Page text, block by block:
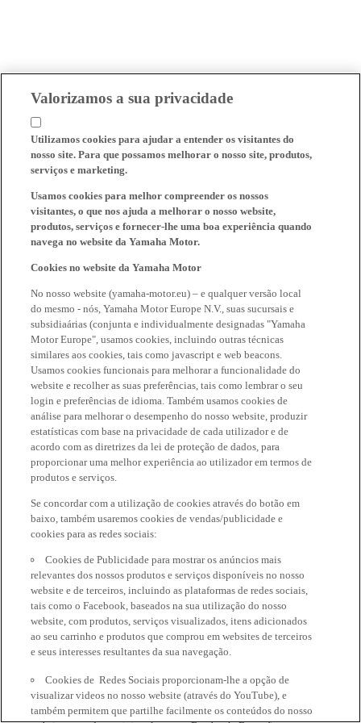
Valorizamos a sua privacidade
Utilizamos cookies para ajudar a entender os visitantes do
nosso site. Para que possamos melhorar o nosso site, produtos,
serviços e marketing.
Usamos cookies para melhor compreender os nossos
visitantes, o que nos ajuda a melhorar o nosso website,
produtos, serviços e fornecer-lhe uma boa experiência quando
navega no website da Yamaha Motor.
Cookies no website da Yamaha Motor
No nosso website (yamaha-motor.eu) – e qualquer versão local
do mesmo - nós, Yamaha Motor Europe N.V., suas sucursais e
subsidiaárias (conjunta e individualmente designadas "Yamaha
Motor Europe", usamos cookies, incluindo outras técnicas
similares aos cookies, tais como javascript e web beacons.
Usamos cookies funcionais para melhorar a funcionalidade do
website e recolher as suas preferências, tais como lembrar o seu
login e preferências de idioma. Também usamos cookies de
análise para melhorar o desempenho do nosso website, produzir
estatísticas com base na privacidade de cada utilizador e de
acordo com as diretrizes da lei de proteção de dados, para
proporcionar uma melhor experiência ao utilizador em termos de
produtos e serviços.
Se concordar com a utilização de cookies através do botão em
baixo, também usaremos cookies de vendas/publicidade e
cookies para as redes sociais:
Cookies de Publicidade para mostrar os anúncios mais
relevantes dos nossos produtos e serviços disponíveis no nosso
website e de terceiros, incluindo as plataformas de redes sociais,
tais como o Facebook, baseados na sua utilização do nosso
website, com produtos, serviços visualizados, itens adicionados
ao seu carrinho e produtos que comprou em websites de terceiros
e seus interesses resultantes da sua navegação.
Cookies de Redes Sociais proporcionam-lhe a opção de
visualizar videos no nosso website (através do YouTube), e
também permitem que partilhe facilmente os conteúdos do nosso